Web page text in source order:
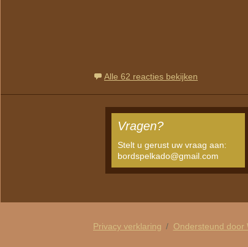
Alle 62 reacties bekijken
Vragen?
Stelt u gerust uw vraag aan:
bordspelkado@gmail.com
Privacy verklaring Ondersteund door